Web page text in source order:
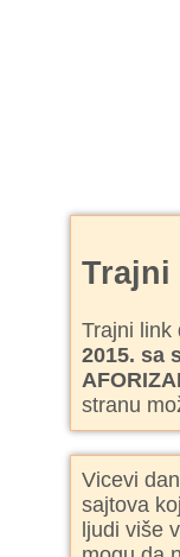
Trajni
Trajni link
2015. sa
stranu
Vicevi
sajtova
ljudi više